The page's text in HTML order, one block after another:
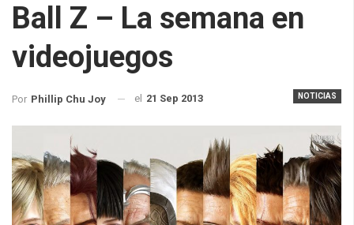
Ball Z – La semana en
videojuegos
NOTICIAS
Por Phillip Chu Joy el 21 Sep 2013